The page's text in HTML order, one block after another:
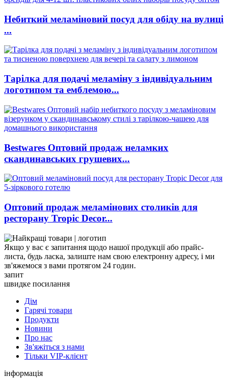
Небиткий меламіновий посуд для обіду на вулиці
...
Тарілка для подачі меламіну з індивідуальним
логотипом та емблемою...
Bestwares Оптовий продаж неламких
скандинавських грушевих...
Оптовий продаж меламінових столиків для
ресторану Tropic Decor...
Якщо у вас є запитання щодо нашої продукції або прайс-
листа, будь ласка, залиште нам свою електронну адресу, і ми
зв'яжемося з вами протягом 24 годин.
запит
швидке посилання
Дім
Гарячі товари
Продукти
Новини
Про нас
Зв'яжіться з нами
Тільки VIP-клієнт
інформація